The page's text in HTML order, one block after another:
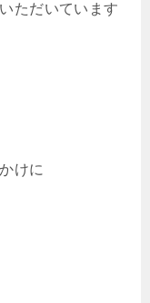
ただいています
けに